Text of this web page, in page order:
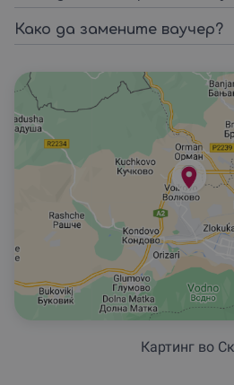
Како да замените ваучер?
Картинг во